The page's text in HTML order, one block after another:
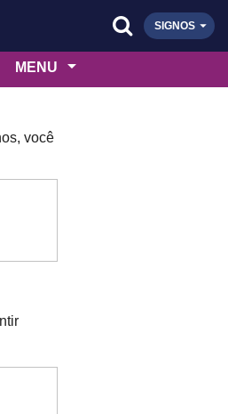
SIGNOS
MENU
você